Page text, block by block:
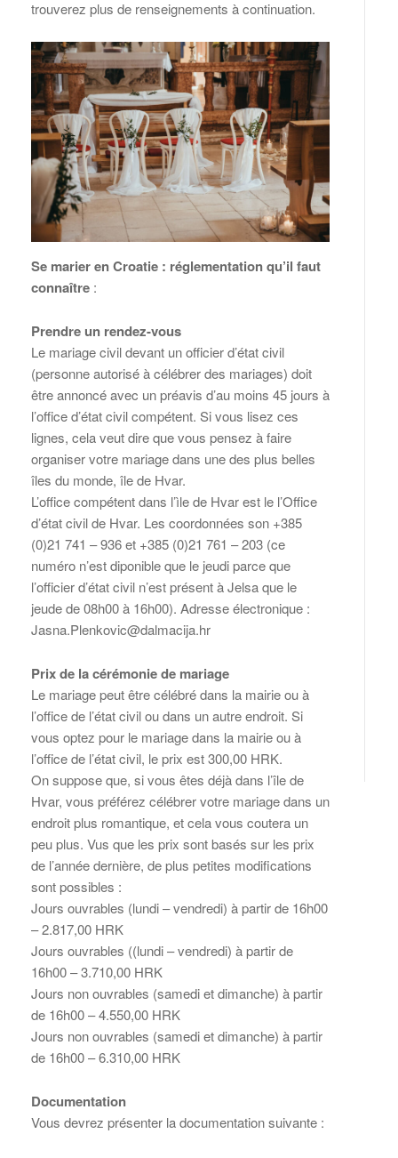
trouverez plus de renseignements à continuation.
Se marier en Croatie : réglementation qu’il faut
connaître :
Prendre un rendez-vous
Le mariage civil devant un officier d’état civil
(personne autorisé à célébrer des mariages) doit
être annoncé avec un préavis d’au moins 45 jours à
l’office d’état civil compétent. Si vous lisez ces
lignes, cela veut dire que vous pensez à faire
organiser votre mariage dans une des plus belles
îles du monde, île de Hvar.
L’office compétent dans l’ìle de Hvar est le l’Office
d’état civil de Hvar. Les coordonnées son +385
(0)21 741 – 936 et +385 (0)21 761 – 203 (ce
numéro n’est diponible que le jeudi parce que
l’officier d’état civil n’est présent à Jelsa que le
jeude de 08h00 à 16h00). Adresse électronique :
Jasna.Plenkovic@dalmacija.hr
Prix de la cérémonie de mariage
Le mariage peut être célébré dans la mairie ou à
l’office de l’état civil ou dans un autre endroit. Si
vous optez pour le mariage dans la mairie ou à
l’office de l’état civil, le prix est 300,00 HRK.
On suppose que, si vous êtes déjà dans l’île de
Hvar, vous préférez célébrer votre mariage dans un
endroit plus romantique, et cela vous coutera un
peu plus. Vus que les prix sont basés sur les prix
de l’année dernière, de plus petites modifications
sont possibles :
Jours ouvrables (lundi – vendredi) à partir de 16h00
– 2.817,00 HRK
Jours ouvrables ((lundi – vendredi) à partir de
16h00 – 3.710,00 HRK
Jours non ouvrables (samedi et dimanche) à partir
de 16h00 – 4.550,00 HRK
Jours non ouvrables (samedi et dimanche) à partir
de 16h00 – 6.310,00 HRK
Documentation
Vous devrez présenter la documentation suivante :